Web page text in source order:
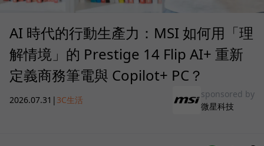
AI 時代的行動生產力：MSI 如何用「理
解情境」的 Prestige 14 Flip AI+ 重新
定義商務筆電與 Copilot+ PC？
2026.07.31 | 3C生活
sponsored by
微星科技